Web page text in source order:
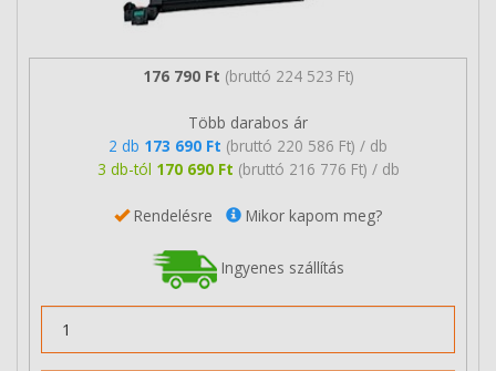
176 790 Ft (bruttó 224 523 Ft)
Több darabos ár
2 db 173 690 Ft (bruttó 220 586 Ft) / db
3 db-tól 170 690 Ft (bruttó 216 776 Ft) / db
Rendelésre Mikor kapom meg?
Ingyenes szállítás